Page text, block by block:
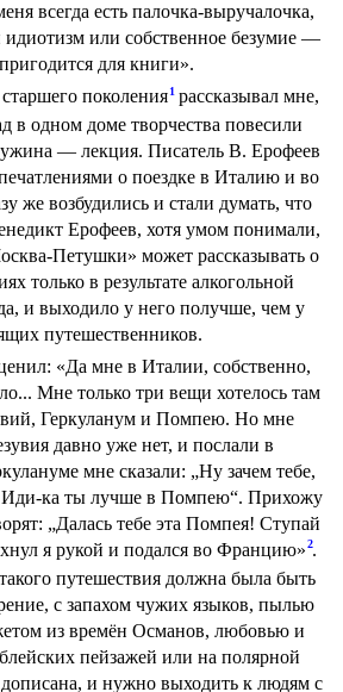
всегда есть палочка-выручалочка,
или собственное безумие —
для книги».
поколения1рассказывал мне,
в одном доме творчества повесили
— лекция. Писатель В. Ерофеев
о поездке в Италию и во
же возбудились и стали думать, что
Ерофеев, хотя умом понимали,
Петушки» может рассказывать о
только в результате алкогольной
и выходило у него получше, чем у
путешественников.
«Да мне в Италии, собственно,
Мне только три вещи хотелось там
Геркуланум и Помпею. Но мне
давно уже нет, и послали в
мне сказали: „Ну зачем тебе,
Иди-ка ты лучше в Помпею“. Прихожу
„Далась тебе эта Помпея! Ступай
я рукой и подался во Францию»2.
путешествия должна была быть
с запахом чужих языков, пылью
из времён Османов, любовью и
пейзажей или на полярной
и нужно выходить к людям с